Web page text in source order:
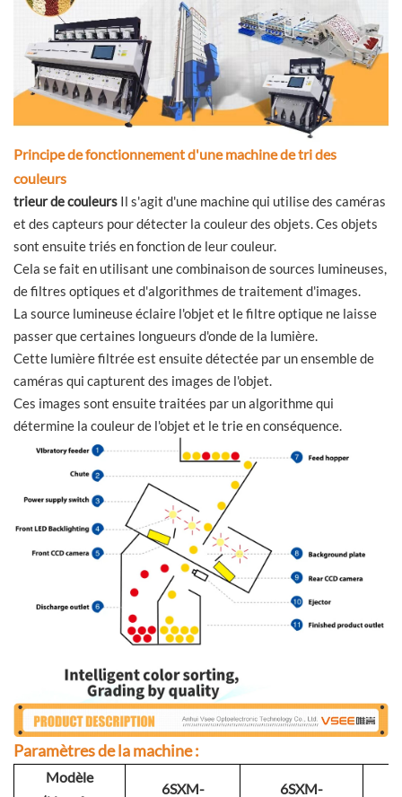
Principe de fonctionnement d'une machine de tri des
couleurs
trieur de couleurs Il s'agit d'une machine qui utilise des caméras
et des capteurs pour détecter la couleur des objets. Ces objets
sont ensuite triés en fonction de leur couleur.
Cela se fait en utilisant une combinaison de sources lumineuses,
de filtres optiques et d'algorithmes de traitement d'images.
La source lumineuse éclaire l'objet et le filtre optique ne laisse
passer que certaines longueurs d'onde de la lumière.
Cette lumière filtrée est ensuite détectée par un ensemble de
caméras qui capturent des images de l'objet.
Ces images sont ensuite traitées par un algorithme qui
détermine la couleur de l'objet et le trie en conséquence.
Paramètres de la machine :
Modèle
6SXM- 6SXM-